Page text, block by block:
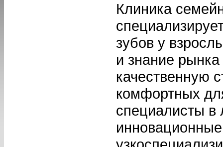
Клиника
зубов у
и знание
качественную
комфортных
специалисты в